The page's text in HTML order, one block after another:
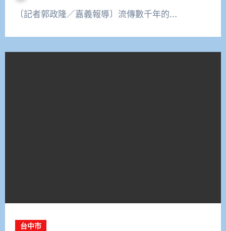
〔記者郭政隆／嘉義報導〕流傳數千年的…
台中市